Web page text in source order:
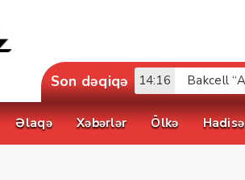
Son dəqiqə 17:52
Əlaqə Xəbərlər Ölkə Hadisə